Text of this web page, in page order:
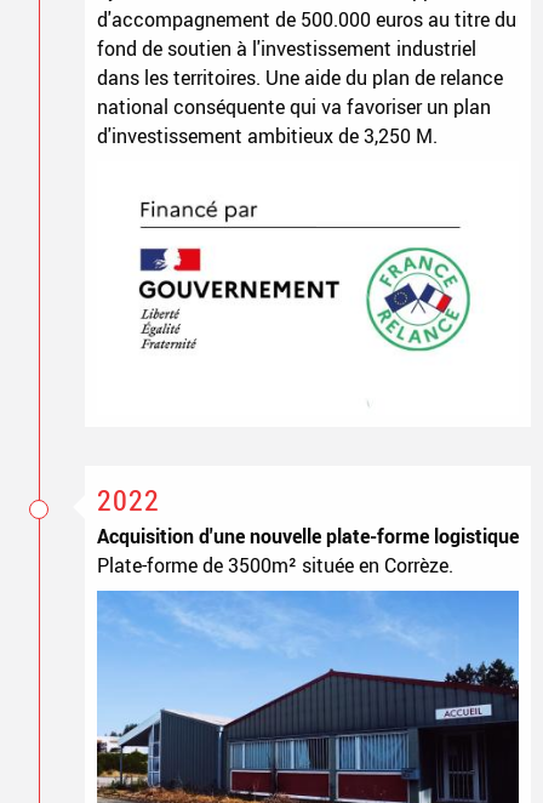
d'accompagnement de 500.000 euros au titre du
fond de soutien à l'investissement industriel
dans les territoires. Une aide du plan de relance
national conséquente qui va favoriser un plan
d'investissement ambitieux de 3,250 M.
2022
Acquisition d'une nouvelle plate-forme logistique
Plate-forme de 3500m² située en Corrèze.